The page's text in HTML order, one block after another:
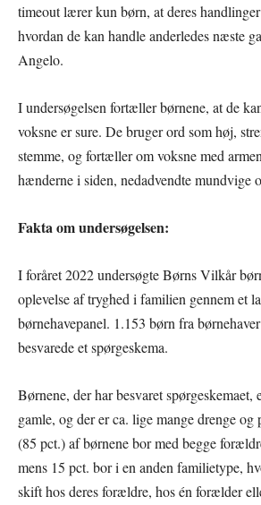
timeout lærer kun børn, at deres
hvordan de kan handle anderledes næste
Angelo.
I undersøgelsen fortæller børnene, at de
voksne er sure. De bruger ord som høj,
stemme, og fortæller om voksne med
hænderne i siden, nedadvendte mundvige
Fakta om undersøgelsen:
I foråret 2022 undersøgte Børns Vilkår
oplevelse af tryghed i familien gennem et
børnehavepanel. 1.153 børn fra
besvarede et spørgeskema.
Børnene, der har besvaret spørgeskemaet,
gamle, og der er ca. lige mange drenge og
(85 pct.) af børnene bor med begge
mens 15 pct. bor i en anden familietype,
skift hos deres forældre, hos én forælder